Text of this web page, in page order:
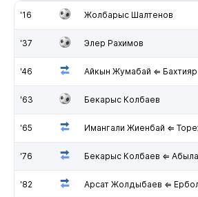
'16 Жолбарыс Шалтенов
'37 Элер Рахимов
'46 Айкын Жумабай ⇐ Бахтияр
'63 Бекарыс Колбаев
'65 Имангали Жиенбай ⇐
'76 Бекарыс Колбаев ⇐
'82 Арсат Жолдыбаев ⇐